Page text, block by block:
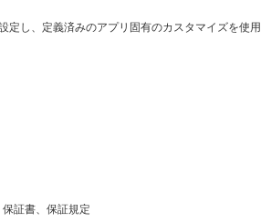
し、定義済みのアプリ固有のカスタマイズを使
証書、保証規定